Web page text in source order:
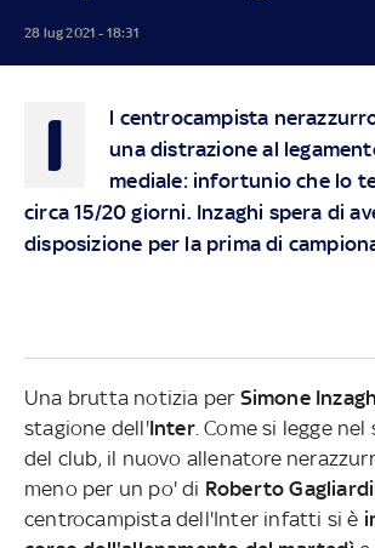
28 lug 2021 - 18:31
I
l centrocampista
una distrazione al
mediale: infortunio che lo
circa 15/20 giorni. Inzaghi spera di
disposizione per la prima di
Una brutta notizia per Simone
stagione dell'Inter. Come si legge
del club, il nuovo allenatore
meno per un po' di Roberto
centrocampista dell'Inter infatti si è